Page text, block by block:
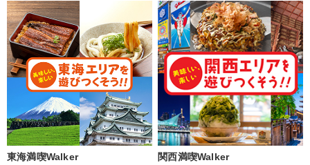
東海満喫Walker 関西満喫Walker